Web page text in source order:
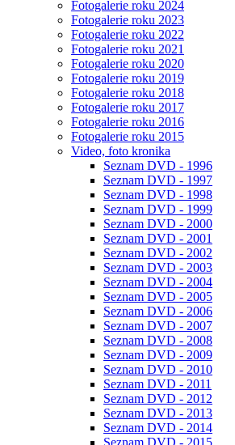
Fotogalerie roku 2024
Fotogalerie roku 2023
Fotogalerie roku 2022
Fotogalerie roku 2021
Fotogalerie roku 2020
Fotogalerie roku 2019
Fotogalerie roku 2018
Fotogalerie roku 2017
Fotogalerie roku 2016
Fotogalerie roku 2015
Video, foto kronika
Seznam DVD - 1996
Seznam DVD - 1997
Seznam DVD - 1998
Seznam DVD - 1999
Seznam DVD - 2000
Seznam DVD - 2001
Seznam DVD - 2002
Seznam DVD - 2003
Seznam DVD - 2004
Seznam DVD - 2005
Seznam DVD - 2006
Seznam DVD - 2007
Seznam DVD - 2008
Seznam DVD - 2009
Seznam DVD - 2010
Seznam DVD - 2011
Seznam DVD - 2012
Seznam DVD - 2013
Seznam DVD - 2014
Seznam DVD - 2015